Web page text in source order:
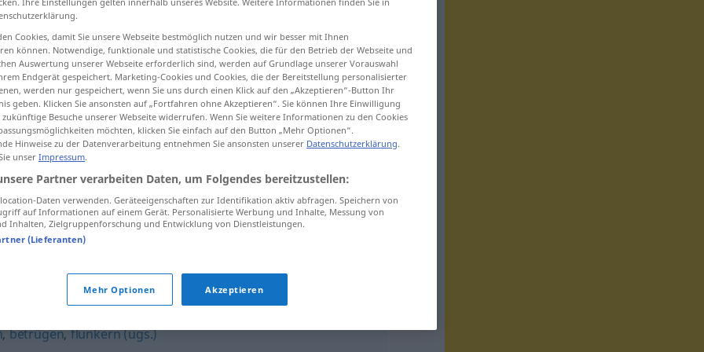
hochstapeln
beschummeln (ugs.),(jemanden) verschaukeln (ugs.)
,betrügen,flunkern (ugs.)
Cookies, damit Sie unsere Webseite bestmöglich nutzen und wir besser mit Ihnen
können. Notwendige, funktionale und statistische Cookies, die für den Betrieb der Webseite und
Auswertung unserer Webseite erforderlich sind, werden auf Grundlage unserer Vorauswahl
Endgerät gespeichert. Marketing-Cookies und Cookies, die der Bereitstellung personalisierter
werden nur gespeichert, wenn Sie uns durch einen Klick auf den „Akzeptieren“-Button Ihr
geben. Klicken Sie ansonsten auf „Fortfahren ohne Akzeptieren“. Sie können Ihre Einwilligung
Besuche unserer Webseite widerrufen. Wenn Sie weitere Informationen zu den Cookies
möchten, klicken Sie einfach auf den Button „Mehr Optionen“.
Hinweise zu der Datenverarbeitung entnehmen Sie ansonsten unserer Datenschutzerklärung.
unser Impressum.
Partner verarbeiten Daten, um Folgendes bereitzustellen:
Daten verwenden. Geräteeigenschaften zur Identifikation aktiv abfragen. Speichern von
auf Informationen auf einem Gerät. Personalisierte Werbung und Inhalte, Messung von
Inhalten, Zielgruppenforschung und Entwicklung von Dienstleistungen.
(Lieferanten)
Mehr Optionen Akzeptieren